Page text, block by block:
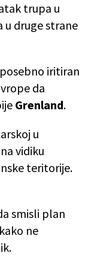
trupa u
u druge strane
iritiran
da
Grenland.
u
vidiku
teritorije.
smisli plan
ne